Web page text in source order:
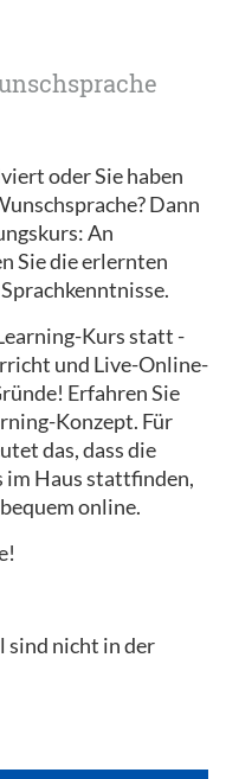
oder Sie haben
Dann
An
Sie die erlernten
Kurs statt -
und Live-Online-
Erfahren Sie
Konzept. Für
das, dass die
im Haus stattfinden,
online.
sind nicht in der